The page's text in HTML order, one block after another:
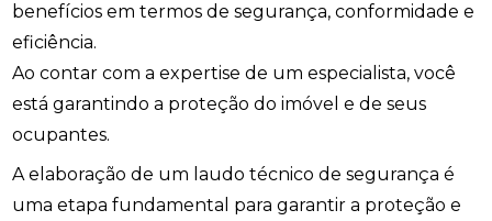
benefícios em termos de segurança, conformidade e
eficiência.
Ao contar com a expertise de um especialista, você
está garantindo a proteção do imóvel e de seus
ocupantes.
A elaboração de um laudo técnico de segurança é
uma etapa fundamental para garantir a proteção e